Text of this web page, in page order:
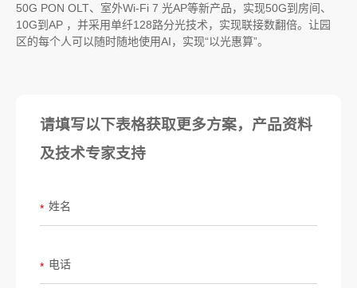
50G PON OLT、室外Wi-Fi 7 光AP等新产品，实现50G到房间、
10G到AP ，并采用单纤128路分光技术，实现联接数翻倍。让园
区的每个人可以随时随地使用AI，实现“以光惠算”。
请填写以下表格获取更多方案，产品资料
及技术专家支持
* 姓名
* 电话